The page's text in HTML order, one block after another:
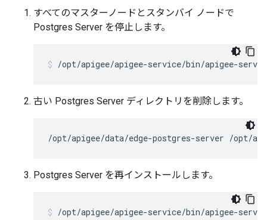
すべてのマスターノードとスタンバイ ノードで
Postgres Server を停止します。
/opt/apigee/apigee-service/bin/apigee-
古い Postgres Server ディレクトリを削除します。
/opt/apigee/data/edge-postgres-server /opt/
Postgres Server を再インストールします。
/opt/apigee/apigee-service/bin/apigee-